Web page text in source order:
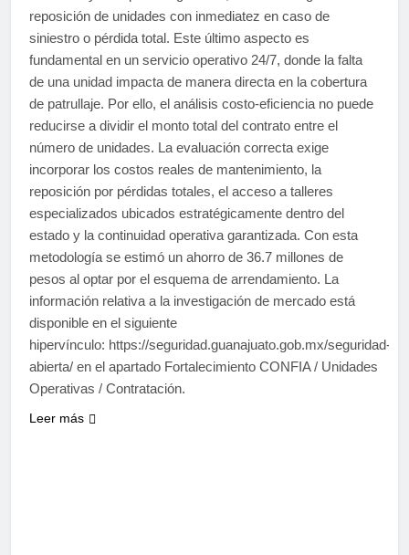
reposición de unidades con inmediatez en caso de
siniestro o pérdida total. Este último aspecto es
fundamental en un servicio operativo 24/7, donde la falta
de una unidad impacta de manera directa en la cobertura
de patrullaje. Por ello, el análisis costo-eficiencia no puede
reducirse a dividir el monto total del contrato entre el
número de unidades. La evaluación correcta exige
incorporar los costos reales de mantenimiento, la
reposición por pérdidas totales, el acceso a talleres
especializados ubicados estratégicamente dentro del
estado y la continuidad operativa garantizada. Con esta
metodología se estimó un ahorro de 36.7 millones de
pesos al optar por el esquema de arrendamiento. La
información relativa a la investigación de mercado está
disponible en el siguiente
hipervínculo: https://seguridad.guanajuato.gob.mx/seguridad-
abierta/ en el apartado Fortalecimiento CONFIA / Unidades
Operativas / Contratación.
Leer más